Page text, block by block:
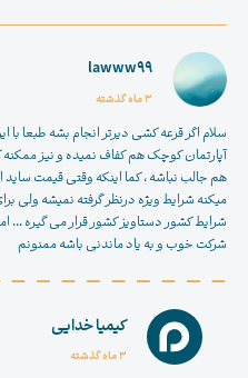
lawww99
3 ماه گذشته
سلام اگر قرعه کشی دیرتر انجام بشه طبعا
آپارتمان کوچک هم کفاف نمیده و نیز
میکنه شرایط ویژه درنظر گرفته نمیشه ولی
شرایط کشور دستاویز کشور قرار می گیره
شرکت خوب و به یاد ماندنی باشه ممنونم
کیمیا خدایی
3 ماه گذشته